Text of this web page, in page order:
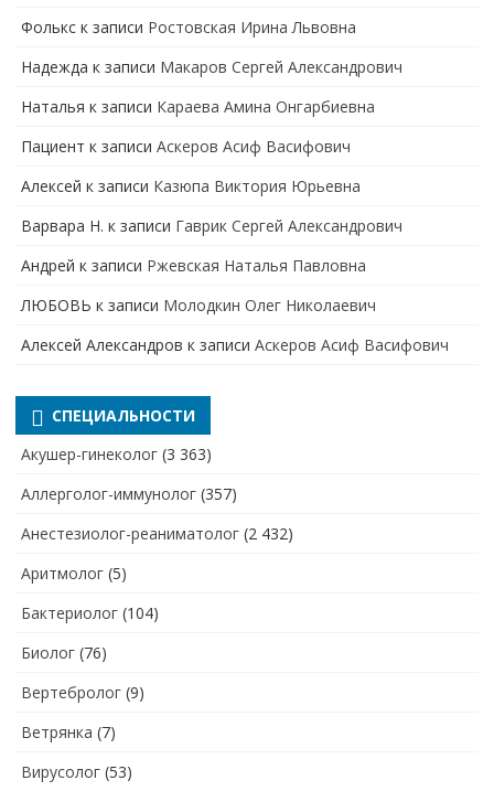
Фолькс к записи Ростовская Ирина Львовна
Надежда к записи Макаров Сергей Александрович
Наталья к записи Караева Амина Онгарбиевна
Пациент к записи Аскеров Асиф Васифович
Алексей к записи Казюпа Виктория Юрьевна
Варвара Н. к записи Гаврик Сергей Александрович
Андрей к записи Ржевская Наталья Павловна
ЛЮБОВЬ к записи Молодкин Олег Николаевич
Алексей Александров к записи Аскеров Асиф Васифович
СПЕЦИАЛЬНОСТИ
Акушер-гинеколог (3 363)
Аллерголог-иммунолог (357)
Анестезиолог-реаниматолог (2 432)
Аритмолог (5)
Бактериолог (104)
Биолог (76)
Вертебролог (9)
Ветрянка (7)
Вирусолог (53)